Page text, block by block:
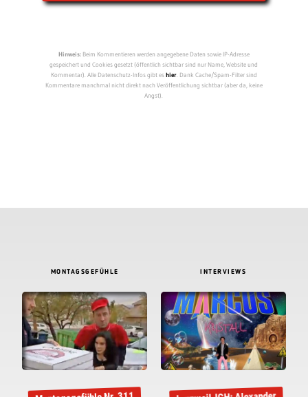
Hinweis:Beim Kommentieren werden angegebene Daten sowie IP-Adresse
gespeichert und Cookies gesetzt (öffentlich sichtbar sind nur Name, Website und
Kommentar). Alle Datenschutz-Infos gibt eshier. Dank Cache/Spam-Filter sind
Kommentare manchmal nicht direkt nach Veröffentlichung sichtbar (aber da, keine
Angst).
MONTAGSGEFÜHLE INTERVIEWS